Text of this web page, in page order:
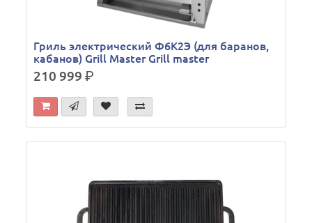
Гриль электрический Ф6К2Э (для баранов,
кабанов) Grill Master Grill master
210 999р.